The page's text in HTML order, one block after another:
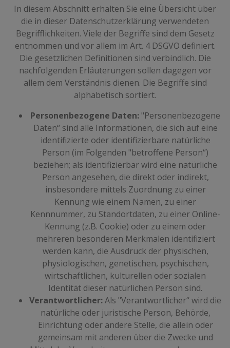
In diesem Abschnitt erhalten Sie eine Übersicht über
die in dieser Datenschutzerklärung verwendeten
Begrifflichkeiten. Viele der Begriffe sind dem Gesetz
entnommen und vor allem im Art. 4 DSGVO definiert.
Die gesetzlichen Definitionen sind verbindlich. Die
nachfolgenden Erläuterungen sollen dagegen vor
allem dem Verständnis dienen. Die Begriffe sind
alphabetisch sortiert.
Personenbezogene Daten: "Personenbezogene
Daten“ sind alle Informationen, die sich auf eine
identifizierte oder identifizierbare natürliche
Person (im Folgenden "betroffene Person“)
beziehen; als identifizierbar wird eine natürliche
Person angesehen, die direkt oder indirekt,
insbesondere mittels Zuordnung zu einer
Kennung wie einem Namen, zu einer
Kennnummer, zu Standortdaten, zu einer Online-
Kennung (z.B. Cookie) oder zu einem oder
mehreren besonderen Merkmalen identifiziert
werden kann, die Ausdruck der physischen,
physiologischen, genetischen, psychischen,
wirtschaftlichen, kulturellen oder sozialen
Identität dieser natürlichen Person sind.
Verantwortlicher:Als "Verantwortlicher“ wird die
natürliche oder juristische Person, Behörde,
Einrichtung oder andere Stelle, die allein oder
gemeinsam mit anderen über die Zwecke und